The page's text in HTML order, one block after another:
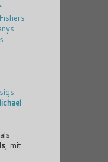
Fishers
, mit